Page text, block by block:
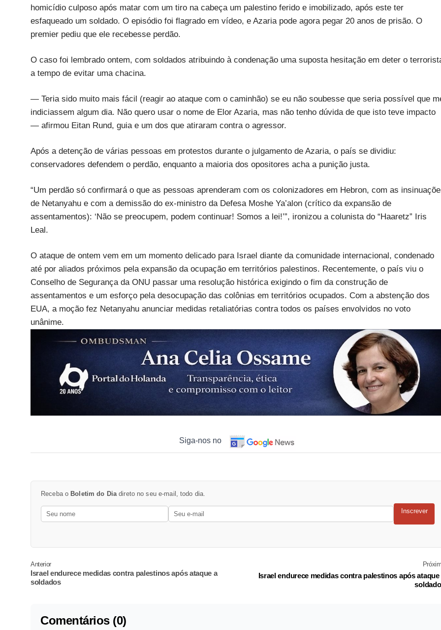
homicídio culposo após matar com um tiro na cabeça um palestino ferido e imobilizado, após este ter
esfaqueado um soldado. O episódio foi flagrado em vídeo, e Azaria pode agora pegar 20 anos de prisão. O
premier pediu que ele recebesse perdão.
O caso foi lembrado ontem, com soldados atribuindo à condenação uma suposta hesitação em deter o
a tempo de evitar uma chacina.
— Teria sido muito mais fácil (reagir ao ataque com o caminhão) se eu não soubesse que seria possível que
indiciassem algum dia. Não quero usar o nome de Elor Azaria, mas não tenho dúvida de que isto teve impacto
— afirmou Eitan Rund, guia e um dos que atiraram contra o agressor.
Após a detenção de várias pessoas em protestos durante o julgamento de Azaria, o país se dividiu:
conservadores defendem o perdão, enquanto a maioria dos opositores acha a punição justa.
“Um perdão só confirmará o que as pessoas aprenderam com os colonizadores em Hebron, com as
de Netanyahu e com a demissão do ex-ministro da Defesa Moshe Ya’alon (crítico da expansão de
assentamentos): ‘Não se preocupem, podem continuar! Somos a lei!’”, ironizou a colunista do “Haaretz” Iris
Leal.
O ataque de ontem vem em um momento delicado para Israel diante da comunidade internacional, condenado
até por aliados próximos pela expansão da ocupação em territórios palestinos. Recentemente, o país viu o
Conselho de Segurança da ONU passar uma resolução histórica exigindo o fim da construção de
assentamentos e um esforço pela desocupação das colônias em territórios ocupados. Com a abstenção dos
EUA, a moção fez Netanyahu anunciar medidas retaliatórias contra todos os países envolvidos no voto
unânime.
Siga-nos no
Receba o Boletim do Diadireto no seu e-mail, todo dia.
Inscrever
Anterior
Israel endurece medidas contra palestinos após ataque a
soldados
Israel endurece medidas contra palestinos após ataque
Comentários (0)